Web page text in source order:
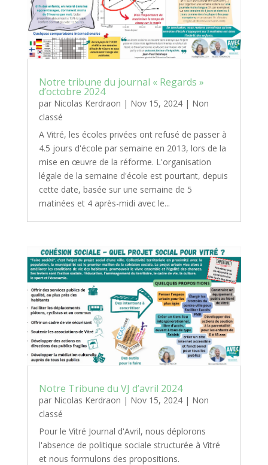
Notre tribune du journal « Regards »
d’octobre 2024
par Nicolas Kerdraon | Nov 15, 2024| Non
classé
A Vitré, les écoles privées ont refusé de passer à
4.5 jours d'école par semaine en 2013, lors de la
mise en œuvre de la réforme. L'organisation
légale de la semaine d'école est pourtant, depuis
cette date, basée sur une semaine de 5
matinées et 4 après-midi avec le...
Notre Tribune du VJ d’avril 2024
par Nicolas Kerdraon | Nov 15, 2024| Non
classé
Pour le Vitré Journal d'Avril, nous déplorons
l'absence de politique sociale structurée à Vitré
et nous formulons des propositions.